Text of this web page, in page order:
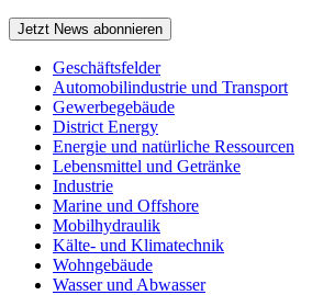
Jetzt News abonnieren
Geschäftsfelder
Automobilindustrie und Transport
Gewerbegebäude
District Energy
Energie und natürliche Ressourcen
Lebensmittel und Getränke
Industrie
Marine und Offshore
Mobilhydraulik
Kälte- und Klimatechnik
Wohngebäude
Wasser und Abwasser